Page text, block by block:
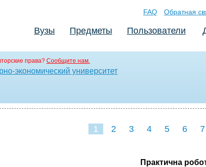
FAQ Обратная
Вузы Предметы Пользователи
права? Сообщите нам.
экономический университет
1 2 3 4 5 6 7
Практична